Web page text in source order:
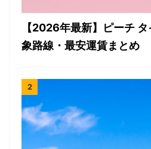
【2026年最新】ピーチ
象路線・最安運賃まとめ